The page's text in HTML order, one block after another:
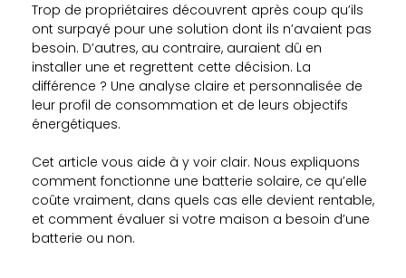
Trop de propriétaires découvrent après coup qu’ils
ont surpayé pour une solution dont ils n’avaient pas
besoin. D’autres, au contraire, auraient dû en
installer une et regrettent cette décision. La
différence ? Une analyse claire et personnalisée de
leur profil de consommation et de leurs objectifs
énergétiques.
Cet article vous aide à y voir clair. Nous expliquons
comment fonctionne une batterie solaire, ce qu’elle
coûte vraiment, dans quels cas elle devient rentable,
et comment évaluer si votre maison a besoin d’une
batterie ou non.